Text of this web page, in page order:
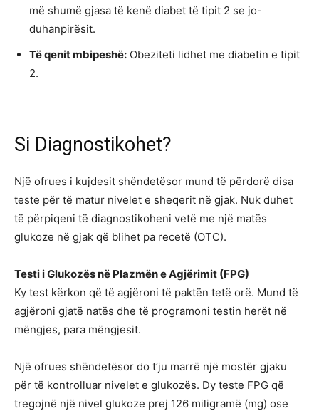
më shumë gjasa të kenë diabet të tipit 2 se jo-
duhanpirësit.
Të qenit mbipeshë: Obeziteti lidhet me diabetin e tipit
2.
Si Diagnostikohet?
Një ofrues i kujdesit shëndetësor mund të përdorë disa
teste për të matur nivelet e sheqerit në gjak. Nuk duhet
të përpiqeni të diagnostikoheni vetë me një matës
glukoze në gjak që blihet pa recetë (OTC).
Testi i Glukozës në Plazmën e Agjërimit (FPG)
Ky test kërkon që të agjëroni të paktën tetë orë. Mund të
agjëroni gjatë natës dhe të programoni testin herët në
mëngjes, para mëngjesit.
Një ofrues shëndetësor do t’ju marrë një mostër gjaku
për të kontrolluar nivelet e glukozës. Dy teste FPG që
tregojnë një nivel glukoze prej 126 miligramë (mg) ose